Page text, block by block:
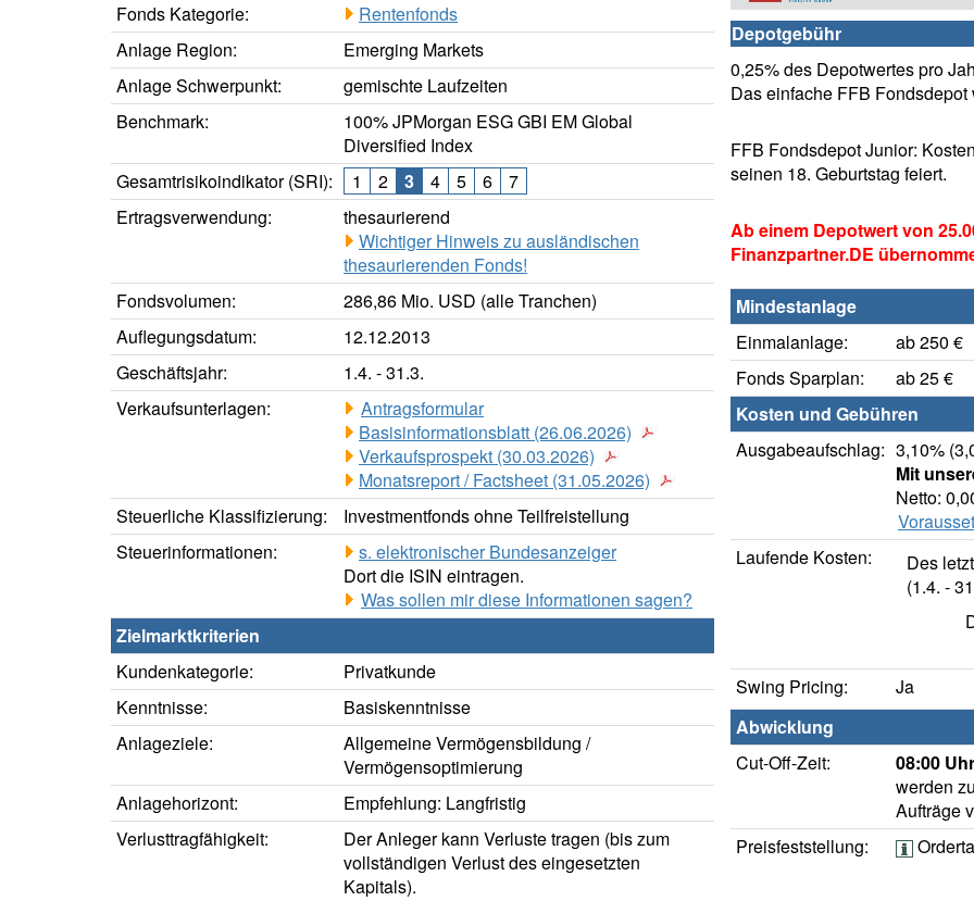
Fonds Kategorie:
Rentenfonds
Anlage Region:
Emerging Markets
Anlage Schwerpunkt:
gemischte Laufzeiten
Benchmark:
100% JPMorgan ESG GBI EM Global
Diversified Index
Gesamtrisikoindikator (SRI):
1 2 3 4 5 6
7
Ertragsverwendung:
thesaurierend
Wichtiger Hinweis zu ausländischen
thesaurierenden Fonds!
Fondsvolumen:
286,86 Mio. USD (alle Tranchen)
Auflegungsdatum:
12.12.2013
Geschäftsjahr:
1.4. - 31.3.
Verkaufsunterlagen:
Antragsformular
Basisinformationsblatt (26.06.2026)
Verkaufsprospekt (30.03.2026)
Monatsreport / Factsheet (31.05.2026)
Steuerliche Klassifizierung:
Investmentfonds ohne Teilfreistellung
Steuerinformationen:
s. elektronischer Bundesanzeiger
Dort die ISIN eintragen.
Was sollen mir diese Informationen sagen?
Zielmarktkriterien
Kundenkategorie:
Privatkunde
Kenntnisse:
Basiskenntnisse
Anlageziele:
Allgemeine Vermögensbildung /
Vermögensoptimierung
Anlagehorizont:
Empfehlung: Langfristig
Verlusttragfähigkeit:
Der Anleger kann Verluste tragen (bis zum
vollständigen Verlust des eingesetzten
Kapitals).
Depotgebühr
0,25% des Depotwertes pro
Das einfache FFB
FFB Fondsdepot Junior:
seinen 18. Geburtstag feiert.
Ab einem Depotwert von
Finanzpartner.DE
Mindestanlage
Einmalanlage:
ab 250 €
Fonds Sparplan:
ab 25 €
Kosten und Gebühren
Ausgabeaufschlag: 3,10%
Mit
Netto:
Laufende Kosten:
Des
(1.4. -
Swing Pricing:
Ja
Abwicklung
Cut-Off-Zeit:
08:00
werden
Aufträge
Preisfeststellung: